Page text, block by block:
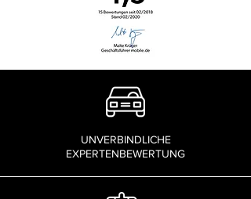
UNVERBINDLICHE
EXPERTENBEWERTUNG